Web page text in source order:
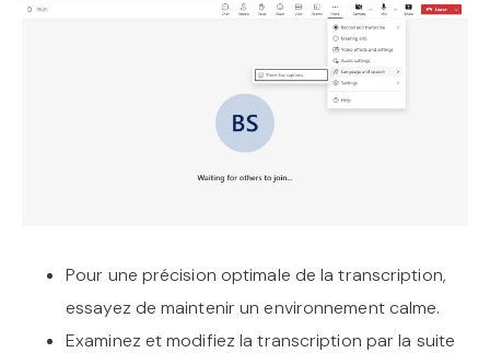
Pour une précision optimale de la transcription,
essayez de maintenir un environnement calme.
Examinez et modifiez la transcription par la suite